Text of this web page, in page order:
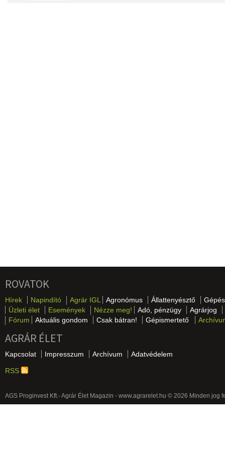
ROVATOK
Hírek Napindító Agrár IGL Agronómus Állattenyésztő
Üzleti élet
Események Nézze meg! Adó, pénzügy
Agrárjog
Fórum
Aktuális gondom Csak bátran! Gépismertető
AGRÁR ÉLET
Kapcsolat Impresszum Archívum Adatvédelem
RSS
AGS Proginvest Kft.- Agrár Élet Magazin - www.agrarelet.hu © 2026 Minden jog